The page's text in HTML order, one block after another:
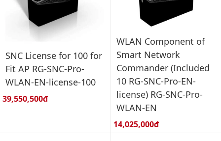
SNC License for 100 for
Fit AP RG-SNC-Pro-
WLAN-EN-license-100
Giá bán:
39,550,500đ
WLAN Component of
Smart Network
Commander (Included
10 RG-SNC-Pro-EN-
license) RG-SNC-Pro-
WLAN-EN
Giá bán:
14,025,000đ